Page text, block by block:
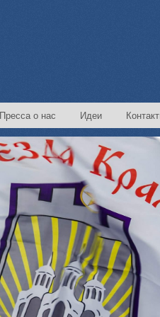
Пресса о нас Идеи